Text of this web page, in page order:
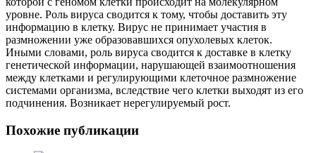
уровне. Роль вируса сводится к тому, чтобы доставить эту
информацию в клетку. Вирус не принимает участия в
размножении уже образовавшихся опухолевых клеток.
Иными словами, роль вируса сводится к доставке в клетку
генетической информации, нарушающей взаимоотношения
между клетками и регулирующими клеточное размножение
системами организма, вследствие чего клетки выходят из его
подчинения. Возникает нерегулируемый рост.
Похожие публикации